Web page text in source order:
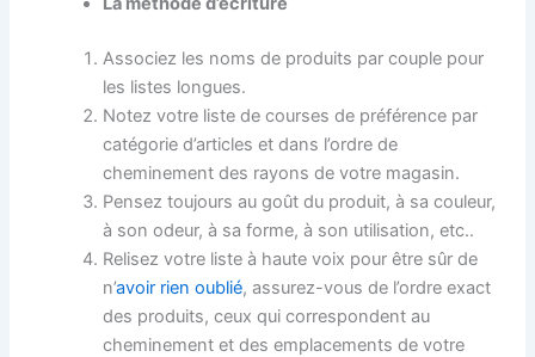
Associez les noms de produits par couple pour
les listes longues.
Notez votre liste de courses de préférence par
catégorie d’articles et dans l’ordre de
cheminement des rayons de votre magasin.
Pensez toujours au goût du produit, à sa couleur,
à son odeur, à sa forme, à son utilisation, etc..
Relisez votre liste à haute voix pour être sûr de
n’avoir rien oublié, assurez-vous de l’ordre exact
des produits, ceux qui correspondent au
cheminement et des emplacements de votre